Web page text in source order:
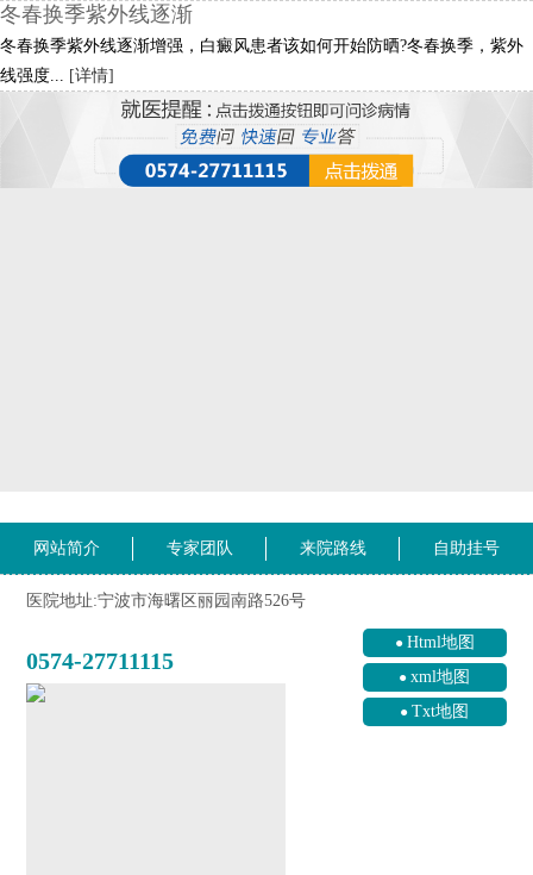
冬春换季紫外线逐渐
冬春换季紫外线逐渐增强，白癜风患者该如何开始防晒?冬春换季，紫外
线强度... [详情]
网站简介 专家团队 来院路线 自助挂号
医院地址:宁波市海曙区丽园南路526号
0574-27711115
Html地图
xml地图
Txt地图